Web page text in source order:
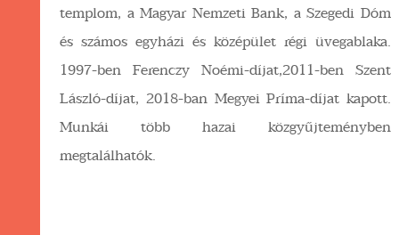
templom, a Magyar Nemzeti Bank, a Szegedi Dóm
és számos egyházi és középület régi üvegablaka.
1997-ben Ferenczy Noémi-díjat,2011-ben Szent
László-díjat, 2018-ban Megyei Príma-díjat kapott.
Munkái több hazai közgyűjteményben
megtalálhatók.